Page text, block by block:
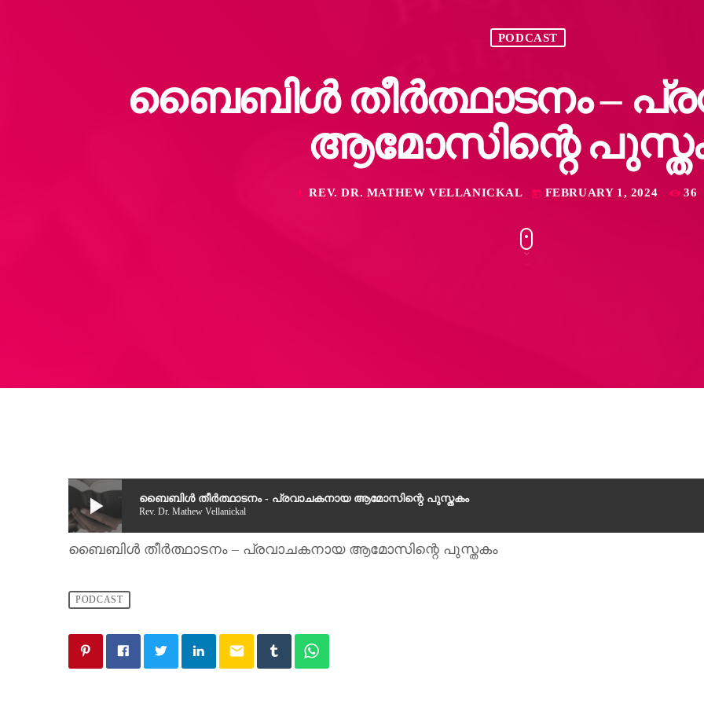
PODCAST
ബൈബിൾ തീർത്ഥാടനം –
ആമോസിന്റെ
mic REV. DR. MATHEW VELLANICKAL today FEBRUARY 1, 2024 36
play_arrow ബൈബിൾ തീർത്ഥാടനം - പ്രവാചകനായ ആമോസിന്റെ പുസ്തകം
Rev. Dr. Mathew Vellanickal
ബൈബിൾ തീർത്ഥാടനം – പ്രവാചകനായ ആമോസിന്റെ പുസ്തകം
PODCAST
email